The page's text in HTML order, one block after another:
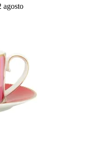
agosto